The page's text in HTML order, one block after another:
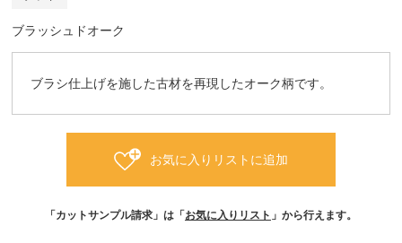
ブラッシュドオーク
ブラシ仕上げを施した古材を再現したオーク柄です。
お気に入りリストに追加
「カットサンプル請求」は「 お気に入りリスト 」から行えます。